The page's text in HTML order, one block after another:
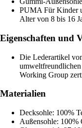
PUMA Für Kinder
Alter von 8 bis 16
Eigenschaften und
Die Lederartikel
Working Group
Materialien
Decksohle: 100%
Außensohle: 100%